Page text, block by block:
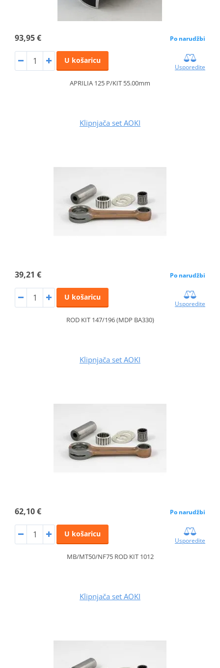
93,95 € Po narudžbi
U košaricu
Usporedite
APRILIA 125 P/KIT 55.00mm
Klipnjača set AOKI
39,21 € Po narudžbi
U košaricu
Usporedite
ROD KIT 147/196 (MDP BA330)
Klipnjača set AOKI
62,10 € Po narudžbi
U košaricu
Usporedite
MB/MT50/NF75 ROD KIT 1012
Klipnjača set AOKI